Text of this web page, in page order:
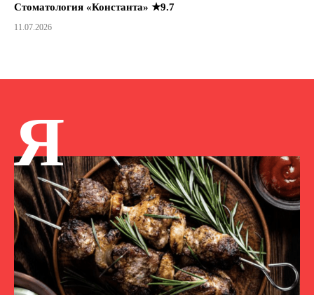
Стоматология «Константа» ★9.7
11.07.2026
Я